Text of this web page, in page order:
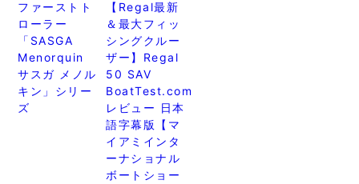
ファーストト
ローラー
「SASGA
Menorquin
サスガ メノル
キン」シリー
ズ
【Regal最新
＆最大フィッ
シングクルー
ザー】Regal
50 SAV
BoatTest.com
レビュー 日本
語字幕版【マ
イアミインタ
ーナショナル
ボートショー